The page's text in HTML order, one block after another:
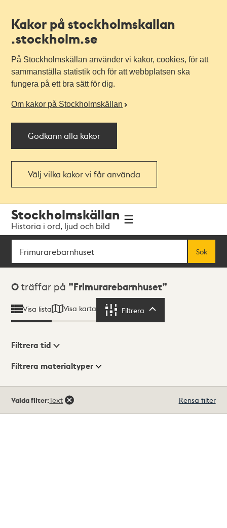
Kakor på stockholmskallan
.stockholm.se
På Stockholmskällan använder vi kakor, cookies, för att
sammanställa statistik och för att webbplatsen ska
fungera på ett bra sätt för dig.
Om kakor på Stockholmskällan
Godkänn alla kakor
Välj vilka kakor vi får använda
navigationen
huvudinnehållet
Stockholmskällan
Historia i ord, ljud och bild
Sök
Sök
Sökresultat
0 träffar på Frimurarebarnhuset
Visa lista Visa karta Filtrera
Visningsläge
Filtrera tid
Filtrera materialtyper
träffar
Valda filter:Text Rensa filter